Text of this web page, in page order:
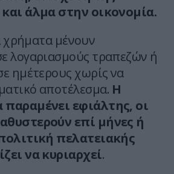
άλμα στην οικονομία.
χρήματα μένουν
λογαριασμούς τραπεζών ή
ημέτερους χωρίς να
αποτέλεσμα. Η
παραμένει εφιάλτης, οι
επί μήνες ή
πελατειακής
να κυριαρχεί.